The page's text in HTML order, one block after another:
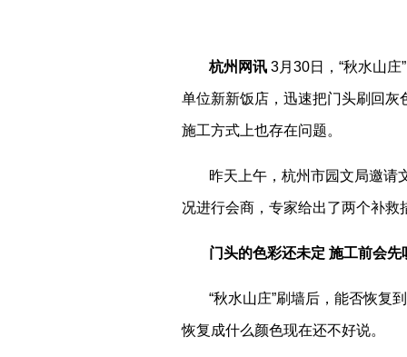
杭州网讯 3月30日，“秋水山
单位新新饭店，迅速把门头刷回灰
施工方式上也存在问题。
昨天上午，杭州市园文局邀请
况进行会商，专家给出了两个补
门头的色彩还未定 施工前会先
“秋水山庄”刷墙后，能否恢复
恢复成什么颜色现在还不好说。